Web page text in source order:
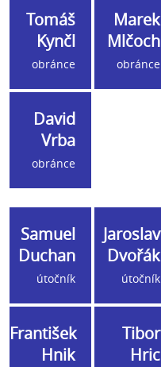
Tomáš
Kynčl
obránce
Marek
Mlčoch
obránce
David
Vrba
obránce
Samuel
Duchan
útočník
Jaroslav
Dvořák
útočník
František
Hnik
Tibor
Hric